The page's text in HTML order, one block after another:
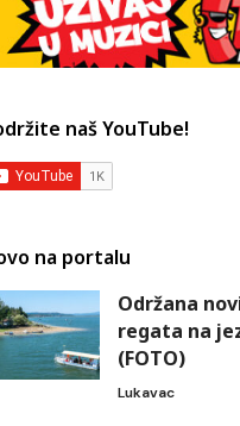
naš YouTube!
na portalu
Održana
regata na
(FOTO)
Lukavac